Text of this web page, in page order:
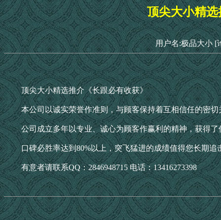
顶尖大小精
用户名:极品大小 [
顶尖大小精选推介《长跟必有收获》
本公司以诚实荣誉作准则，与顾客保持着互相信任的密切
公司成立多年以专业、诚心为顾客作赢利的精神，获得了
口碑必胜率达到80%以上，突飞猛进的成绩值得您长期追
有意者请联系QQ：2846948715 电话：13416273398